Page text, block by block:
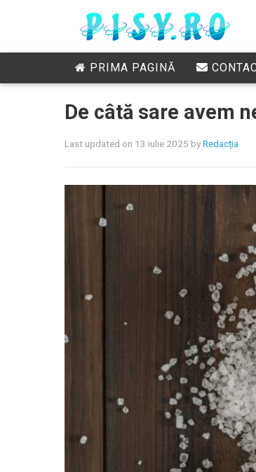
PRIMA PAGINĂ
De câtă sare avem
Last updated on 13 iulie 2025 byRedacția